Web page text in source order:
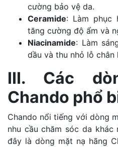
cường bảo vệ da.
Ceramide: Làm phục
tăng cường độ ẩm và
Niacinamide: Làm
dầu và thu nhỏ lỗ chân
III. Các
Chando phổ
Chando nổi tiếng với dòng
nhu cầu chăm sóc da khác
đây là dòng mặt nạ hãng